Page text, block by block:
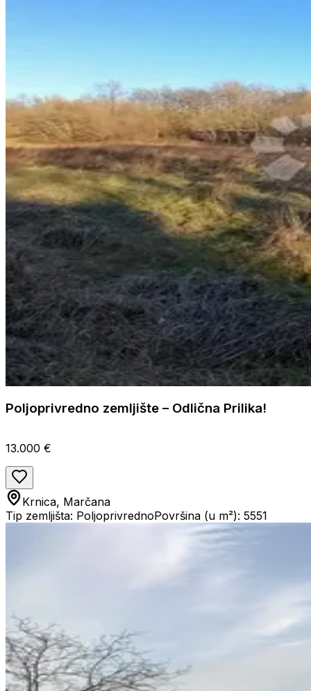
Poljoprivredno zemljište – Odlična Prilika!
13.000 €
Krnica, Marčana
Tip zemljišta: PoljoprivrednoPovršina (u m²): 5551